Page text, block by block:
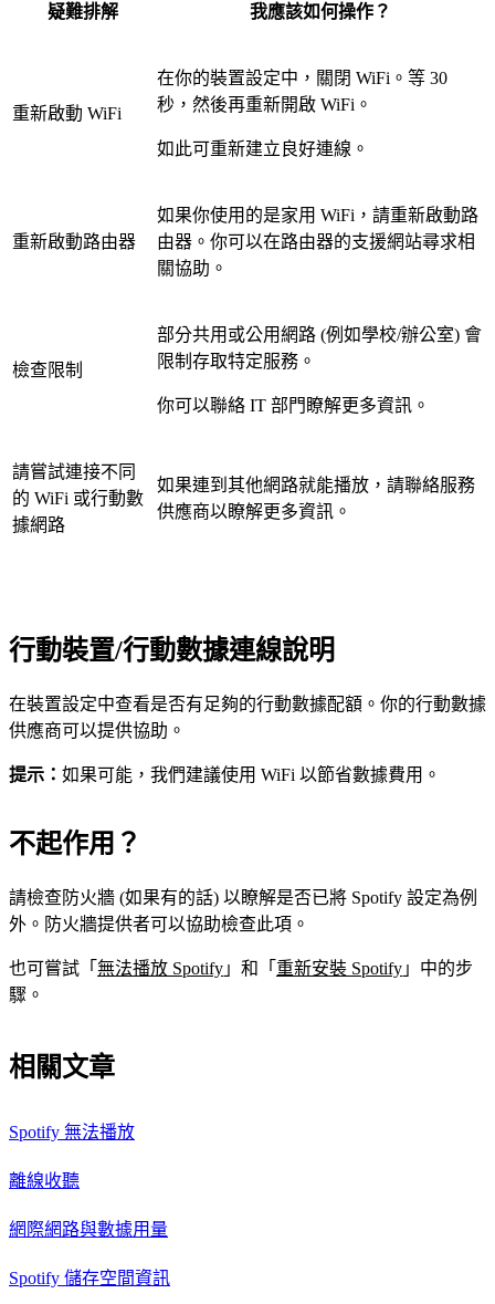
疑難排解 我應該如何操作？
重新啟動 WiFi
在你的裝置設定中，關閉 WiFi。等 30
秒，然後再重新開啟 WiFi。
如此可重新建立良好連線。
重新啟動路由器
如果你使用的是家用 WiFi，請重新啟動路
由器。你可以在路由器的支援網站尋求相
關協助。
檢查限制
部分共用或公用網路 (例如學校/辦公室) 會
限制存取特定服務。
你可以聯絡 IT 部門瞭解更多資訊。
請嘗試連接不同
的 WiFi 或行動數
據網路
如果連到其他網路就能播放，請聯絡服務
供應商以瞭解更多資訊。
行動裝置/行動數據連線說明
在裝置設定中查看是否有足夠的行動數據配額。你的行動數據
供應商可以提供協助。
提示： 如果可能，我們建議使用 WiFi 以節省數據費用。
不起作用？
請檢查防火牆 (如果有的話) 以瞭解是否已將 Spotify 設定為例
外。防火牆提供者可以協助檢查此項。
也可嘗試「 無法播放 Spotify 」和「 重新安裝 Spotify 」中的步
驟。
相關文章
Spotify 無法播放
離線收聽
網際網路與數據用量
Spotify 儲存空間資訊